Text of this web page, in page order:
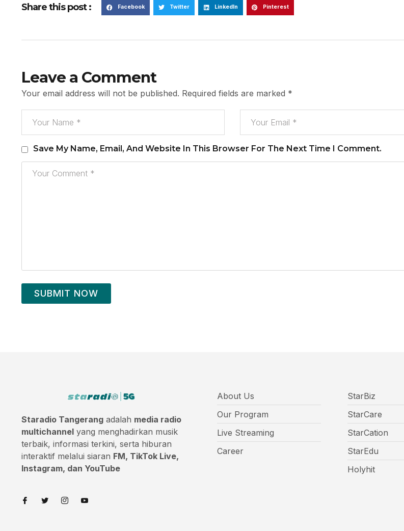
Share this post : Facebook Twitter LinkedIn Pinterest
Leave a Comment
Your email address will not be published. Required fields are marked *
Save My Name, Email, And Website In This Browser For The Next Time I Comment.
SUBMIT NOW
Staradio Tangerang adalah media radio
multichannel yang menghadirkan musik
terbaik, informasi terkini, serta hiburan
interaktif melalui siaran FM, TikTok Live,
Instagram, dan YouTube
About Us
Our Program
Live Streaming
Career
StarBiz
StarCare
StarCation
StarEdu
Holyhit